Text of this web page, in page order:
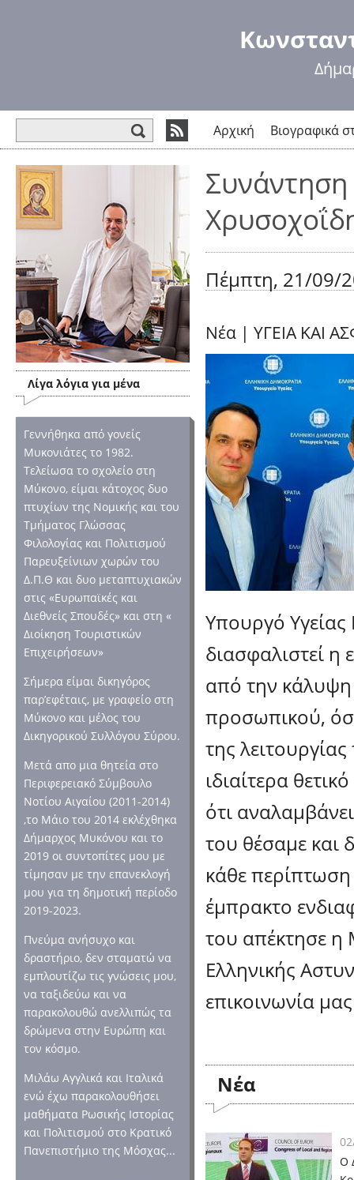
Αρχική Βιογραφικά
Λίγα λόγια για μένα
Γεννήθηκα από γονείς
Μυκονιάτες το 1982.
Τελείωσα το σχολείο στη
Μύκονο, είμαι κάτοχος δυο
πτυχίων της Νομικής και του
Τμήματος Γλώσσας
Φιλολογίας και Πολιτισμού
Παρευξείνιων χωρών του
Δ.Π.Θ και δυο μεταπτυχιακών
στις «Ευρωπαϊκές και
Διεθνείς Σπουδές» και στη «
Διοίκηση Τουριστικών
Επιχειρήσεων»
Σήμερα είμαι δικηγόρος
παρ’εφέταις, με γραφείο στη
Μύκονο και μέλος του
Δικηγορικού Συλλόγου Σύρου.
Μετά απο μια θητεία στο
Περιφερειακό Σύμβουλο
Νοτίου Αιγαίου (2011-2014)
,το Μάιο του 2014 εκλέχθηκα
Δήμαρχος Μυκόνου και το
2019 οι συντοπίτες μου με
τίμησαν με την επανεκλογή
μου για τη δημοτική περίοδο
2019-2023.
Πνεύμα ανήσυχο και
δραστήριο, δεν σταματώ να
εμπλουτίζω τις γνώσεις μου,
να ταξιδεύω και να
παρακολουθώ ανελλιπώς τα
δρώμενα στην Ευρώπη και
τον κόσμο.
Μιλάω Αγγλικά και Ιταλικά
ενώ έχω παρακολουθήσει
μαθήματα Ρωσικής Ιστορίας
και Πολιτισμού στο Κρατικό
Πανεπιστήμιο της Μόσχας...
Πέμπτη, 21/09/
Νέα | ΥΓΕΙΑ ΚΑΙ
Υπουργό
διασφαλιστεί η
από την κάλυψη
προσωπικού,
της
ιδιαίτερα
ότι
του θέσαμε και
κάθε
έμπρακτο
του απέκτησε
Ελληνικής
επικοινωνία
Nέα
Ο